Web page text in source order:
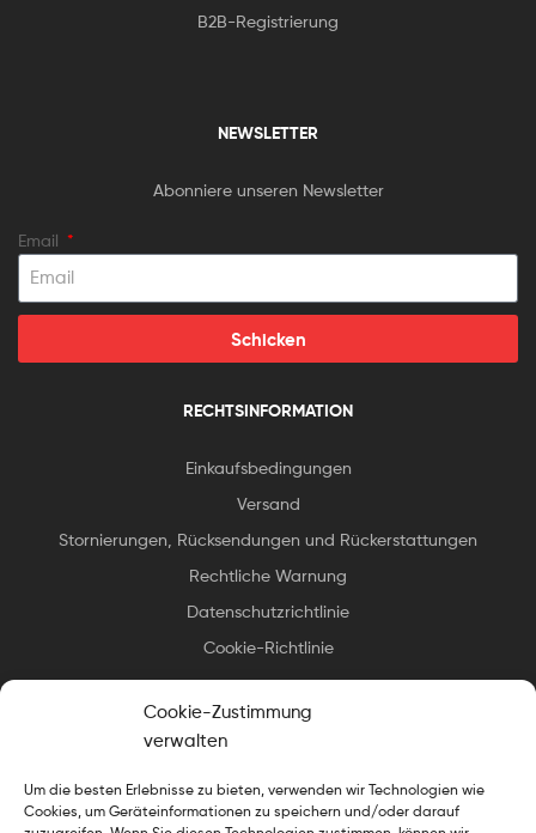
Cookie-Zustimmung
verwalten
Um die besten Erlebnisse zu bieten, verwenden wir Technologien wie
Cookies, um Geräteinformationen zu speichern und/oder darauf
B2B-Registrierung
NEWSLETTER
Abonniere unseren Newsletter
Email
Schicken
RECHTSINFORMATION
Einkaufsbedingungen
Versand
Stornierungen, Rücksendungen und Rückerstattungen
Rechtliche Warnung
Datenschutzrichtlinie
Cookie-Richtlinie
Urheberrecht © 2025 Essax.Alle Rechte vorbehalten. Design